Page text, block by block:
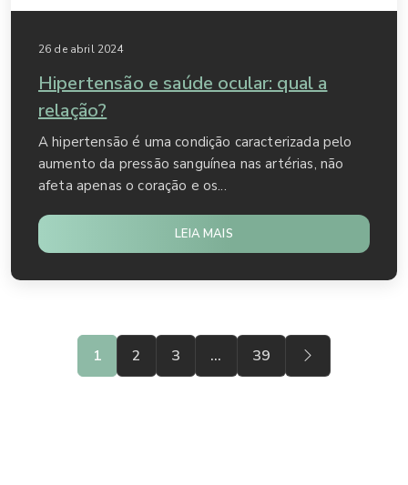
26 de abril 2024
Hipertensão e saúde ocular: qual a
relação?
A hipertensão é uma condição caracterizada pelo
aumento da pressão sanguínea nas artérias, não
afeta apenas o coração e os...
LEIA MAIS
1 2 3 … 39